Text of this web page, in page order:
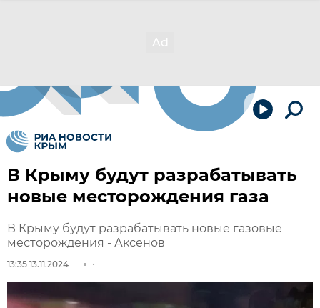
В Крыму будут разрабатывать
новые месторождения газа
В Крыму будут разрабатывать новые газовые
месторождения - Аксенов
13:35 13.11.2024